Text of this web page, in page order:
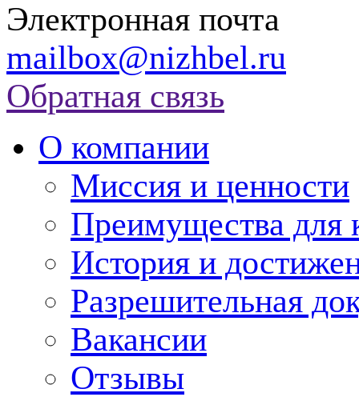
Электронная почта
mailbox@nizhbel.ru
Обратная связь
О компании
Миссия и ценности
Преимущества для
История и
Разрешительная
Вакансии
Отзывы